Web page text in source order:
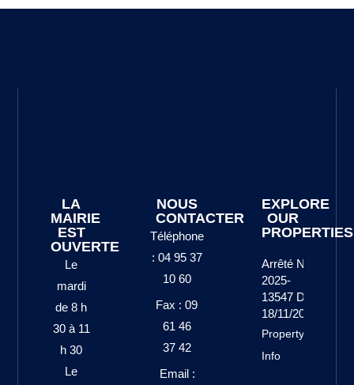
LA
MAIRIE
EST
OUVERTE
Le
mardi
de 8 h
30 à 11
h 30
Le
NOUS
CONTACTER
Téléphone
: 04 95 37
10 60
Fax : 09
61 46
37 42
Email :
EXPLORE
OUR
PROPERTIES
Arrêté N°
2025-
13547 Du
18/11/2025
Property
Info